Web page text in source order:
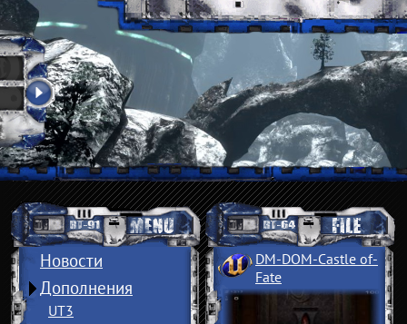
Новости
Дополнения
UT3
DM-DOM-Castle of­
Fate